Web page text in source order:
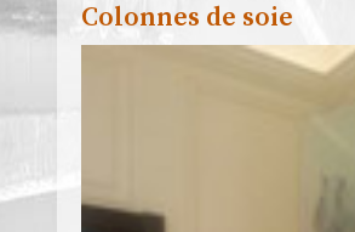
Colonnes de soie